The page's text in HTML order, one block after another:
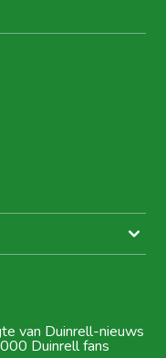
van Duinrell-nieuws
Duinrell fans